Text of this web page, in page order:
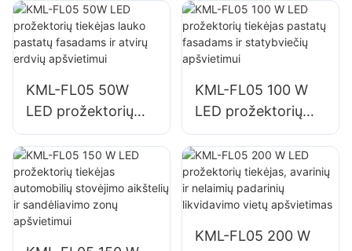
KML-FL05 50W
LED prožektorių
tiekėjas lauko
pastatų fasadams ir
atvirų erdvių
apšvietimui
KML-FL05 100 W
LED prožektorių
tiekėjas pastatų
fasadams ir
statybviečių
apšvietimui
KML-FL05 200 W